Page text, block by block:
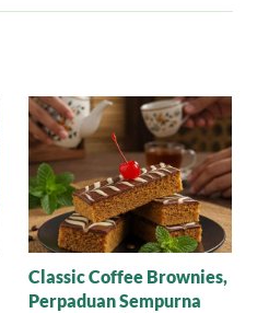
Mana yang Lebih Bagus
untuk Baking: Gula Aren